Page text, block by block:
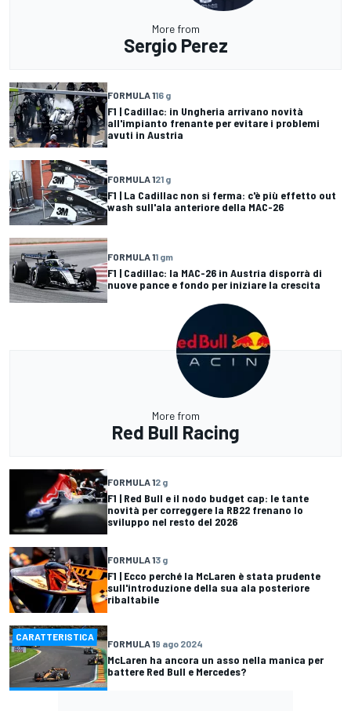
More from
Sergio Perez
FORMULA 116 g
F1 | Cadillac: in Ungheria arrivano novità
all'impianto frenante per evitare i problemi
avuti in Austria
FORMULA 121 g
F1 | La Cadillac non si ferma: c'è più effetto out
wash sull'ala anteriore della MAC-26
FORMULA 11 gm
F1 | Cadillac: la MAC-26 in Austria disporrà di
nuove pance e fondo per iniziare la crescita
More from
Red Bull Racing
FORMULA 12 g
F1 | Red Bull e il nodo budget cap: le tante
novità per correggere la RB22 frenano lo
sviluppo nel resto del 2026
FORMULA 13 g
F1 | Ecco perché la McLaren è stata prudente
sull'introduzione della sua ala posteriore
ribaltabile
CARATTERISTICA
FORMULA 19 ago 2024
McLaren ha ancora un asso nella manica per
battere Red Bull e Mercedes?